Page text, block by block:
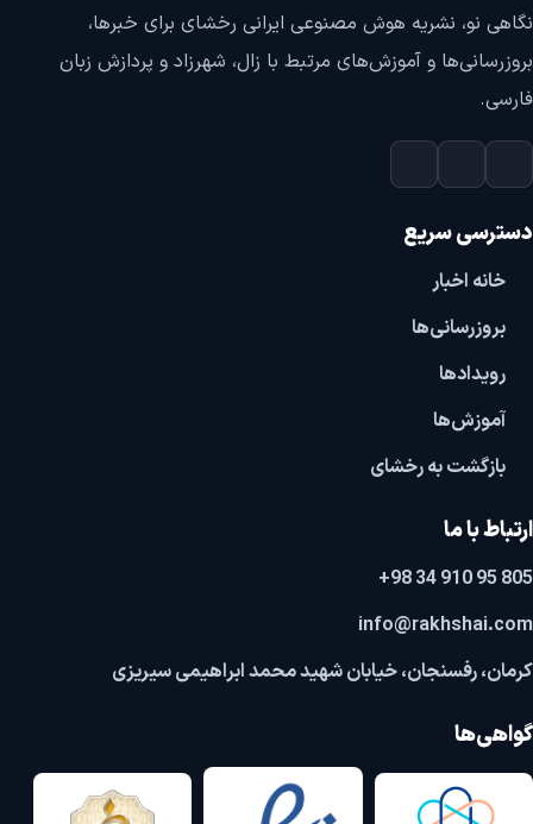
نگاهی نو، نشریه هوش مصنوعی ایرانی رخشای برای خبرها،
بروزرسانی‌ها و آموزش‌های مرتبط با زال، شهرزاد و پردازش زبان
فارسی.
دسترسی سریع
خانه اخبار
بروزرسانی‌ها
رویدادها
آموزش‌ها
بازگشت به رخشای
ارتباط با ما
+98 34 910 95 805
info@rakhshai.com
کرمان، رفسنجان، خیابان شهید محمد ابراهیمی سیریزی
گواهی‌ها